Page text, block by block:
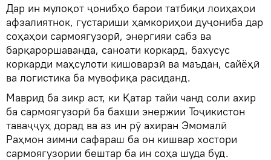
Дар ин мулоқот ҷонибҳо барои татбиқи лоиҳаҳои
афзалиятнок, густариши ҳамкориҳои дуҷониба дар
соҳаҳои сармоягузорӣ, энергияи сабз ва
барқароршаванда, саноати коркард, бахусус
коркарди маҳсулоти кишоварзӣ ва маъдан, сайёҳӣ
ва логистика ба мувофиқа расиданд.
Маврид ба зикр аст, ки Қатар тайи чанд соли ахир
ба сармоягузорӣ ба бахши энержии Тоҷикистон
таваҷҷуҳ дорад ва аз ин рӯ ахиран Эмомалӣ
Раҳмон зимни сафараш ба он кишвар хостори
сармоягузории бештар ба ин соҳа шуда буд.